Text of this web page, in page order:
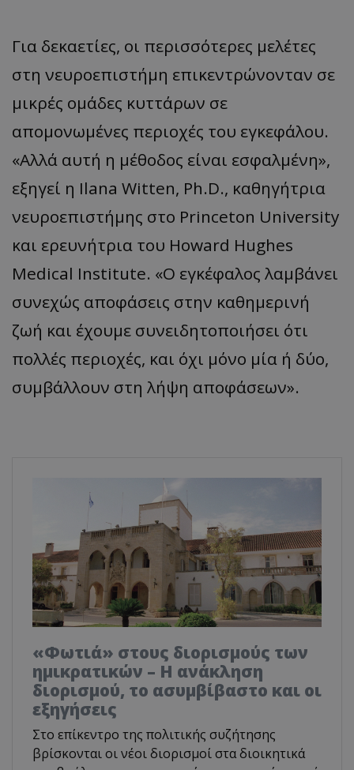
Για δεκαετίες, οι περισσότερες μελέτες
στη νευροεπιστήμη επικεντρώνονταν σε
μικρές ομάδες κυττάρων σε
απομονωμένες περιοχές του εγκεφάλου.
«Αλλά αυτή η μέθοδος είναι εσφαλμένη»,
εξηγεί η Ilana Witten, Ph.D., καθηγήτρια
νευροεπιστήμης στο Princeton University
και ερευνήτρια του Howard Hughes
Medical Institute. «Ο εγκέφαλος λαμβάνει
συνεχώς αποφάσεις στην καθημερινή
ζωή και έχουμε συνειδητοποιήσει ότι
πολλές περιοχές, και όχι μόνο μία ή δύο,
συμβάλλουν στη λήψη αποφάσεων».
«Φωτιά» στους διορισμούς των
ημικρατικών – Η ανάκληση
διορισμού, το ασυμβίβαστο και οι
εξηγήσεις
Στο επίκεντρο της πολιτικής συζήτησης
βρίσκονται οι νέοι διορισμοί στα διοικητικά